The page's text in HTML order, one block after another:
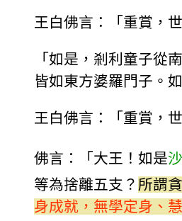
王白佛言：「重賞，世
「如是，剎利童子從
皆如東方婆羅門子。
王白佛言：「重賞，世
佛言：「大王！如是
等為捨離五支？ 所謂
身成就，無學定身、